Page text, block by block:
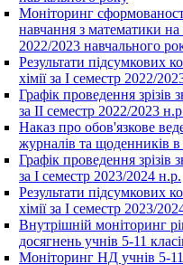
Моніторинг
навчання з математики на
2022/2023 навчального
Результати підсумкових
хімії за І семестр 2022/
Графік проведення зрізів
за ІІ семестр 2022/2023
Наказ про обов'язкове
журналів та щоденників в
Графік проведення зрізів
за І семестр 2023/2024 н.р.
Результати підсумкових
хімії за І семестр 2023/
Внутрішній моніторинг
досягнень учнів 5-11
Моніторинг НД учнів 5-11